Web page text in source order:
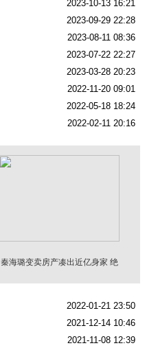
2023-10-13 16:21
2023-09-29 22:28
2023-08-11 08:36
2023-07-22 22:27
2023-03-28 20:23
2022-11-20 09:01
2022-05-18 18:24
2022-02-11 20:16
秦海璐变卖房产凑出近亿身家 绝
2022-01-21 23:50
2021-12-14 10:46
2021-11-08 12:39